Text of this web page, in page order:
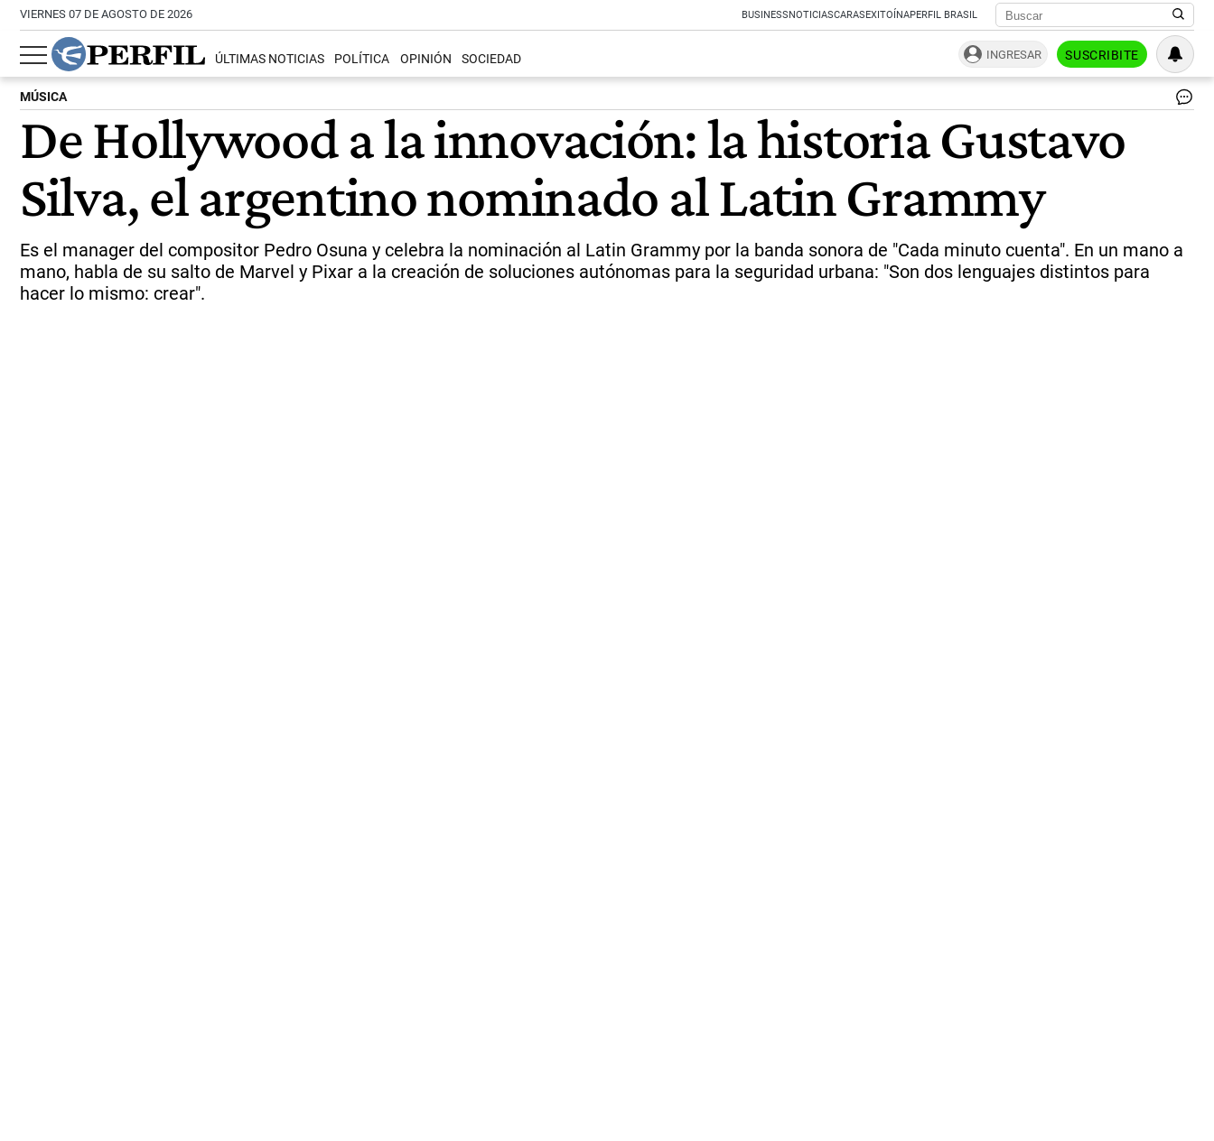
VIERNES 07 DE AGOSTO DE 2026 BUSINESSNOTICIASCARASEXITOÍNAPERFIL BRASIL
ÚLTIMAS NOTICIAS POLÍTICA OPINIÓN SOCIEDAD INGRESAR SUSCRIBITE
MÚSICA
De Hollywood a la innovación: la historia Gustavo
Silva, el argentino nominado al Latin Grammy
Es el manager del compositor Pedro Osuna y celebra la nominación al Latin Grammy por la banda sonora de "Cada minuto cuenta". En un mano a
mano, habla de su salto de Marvel y Pixar a la creación de soluciones autónomas para la seguridad urbana: "Son dos lenguajes distintos para
hacer lo mismo: crear".